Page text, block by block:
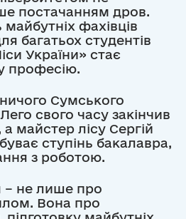
постачанням дров.
фахівців
багатьох студентів
України» стає
професію.
Сумського
свого часу закінчив
а майстер лісу Сергій
ступінь бакалавра,
з роботою.
– не лише про
Вона про